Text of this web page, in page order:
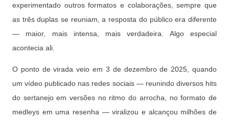
experimentado outros formatos e colaborações, sempre que
as três duplas se reuniam, a resposta do público era diferente
— maior, mais intensa, mais verdadeira. Algo especial
acontecia ali.
O ponto de virada veio em 3 de dezembro de 2025, quando
um vídeo publicado nas redes sociais — reunindo diversos hits
do sertanejo em versões no ritmo do arrocha, no formato de
medleys em uma resenha — viralizou e alcançou milhões de